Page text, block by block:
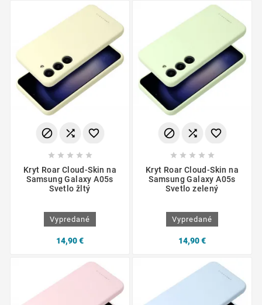
  
    
Kryt Roar Cloud-Skin na
Samsung Galaxy A05s
Svetlo žltý
Vypredané
14,90 €
  
    
Kryt Roar Cloud-Skin na
Samsung Galaxy A05s
Svetlo zelený
Vypredané
14,90 €